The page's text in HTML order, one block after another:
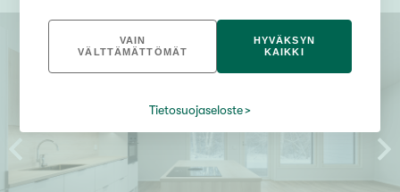
VAIN
VÄLTTÄMÄTTÖMÄT
HYVÄKSYN
KAIKKI
Tietosuojaseloste